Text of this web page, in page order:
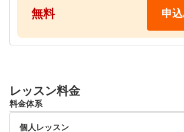
火曜〜木曜
① 12:00~13:25 ② 13:30~14:55 ③
0~19:25 ⑤ 19:30~20:55
土日祝
【レッスン内容】
無料 申
レッスン料金
料金体系
個人レッスン